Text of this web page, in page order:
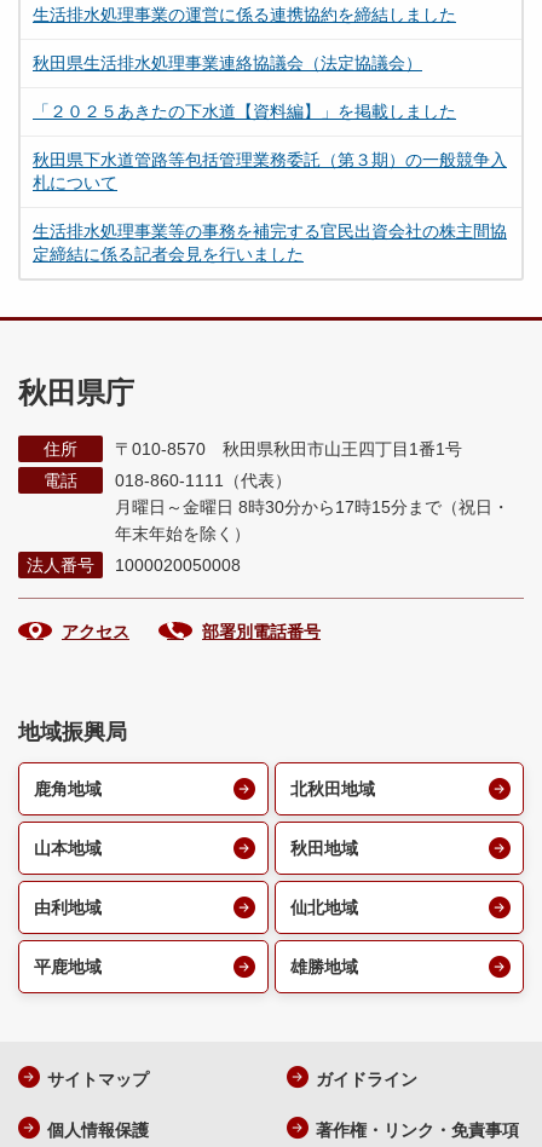
生活排水処理事業の運営に係る連携協約を締結しました
秋田県生活排水処理事業連絡協議会（法定協議会）
「２０２５あきたの下水道【資料編】」を掲載しました
秋田県下水道管路等包括管理業務委託（第３期）の一般競争入
札について
生活排水処理事業等の事務を補完する官民出資会社の株主間協
定締結に係る記者会見を行いました
秋田県庁
住所
〒010-8570 秋田県秋田市山王四丁目1番1号
電話
018-860-1111（代表）
月曜日～金曜日 8時30分から17時15分まで （祝日・
年末年始を除く）
法人番号
1000020050008
アクセス 部署別電話番号
地域振興局
鹿角地域 北秋田地域
山本地域 秋田地域
由利地域 仙北地域
平鹿地域 雄勝地域
サイトマップ ガイドライン
個人情報保護 著作権・リンク・免責事項